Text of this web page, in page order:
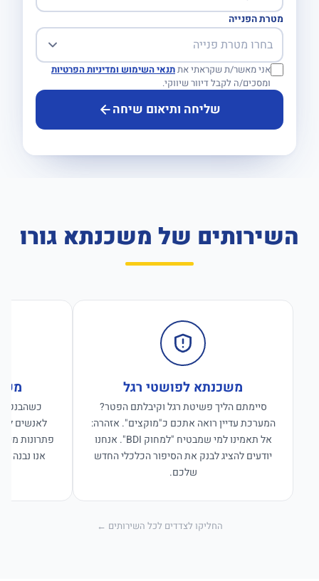
מטרת הפנייה
אני מאשר/ת שקראתי אתתנאי השימוש ומדיניות הפרטיות
ומסכים/ה לקבל דיוור שיווקי.
שליחה ותיאום שיחה
השירותים של משכנתא גורו
משכנתא לפושטי רגל
סיימתם הליך פשיטת רגל וקיבלתם הפטר?
המערכת עדיין רואה אתכם כ"מוקצים". אזהרה:
אל תאמינו למי שמבטיח "למחוק BDI". אנחנו
יודעים להציג לבנק את הסיפור הכלכלי החדש
שלכם.
לאנשים
פתרונות
אנו נבנה
החליקו לצדדים לכל השירותים ←